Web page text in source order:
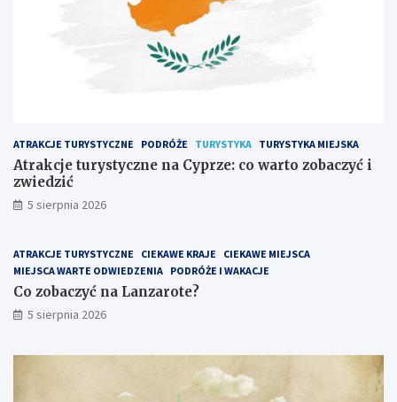
ATRAKCJE TURYSTYCZNE PODRÓŻE TURYSTYKA TURYSTYKA MIEJSKA
Atrakcje turystyczne na Cyprze: co warto zobaczyć i
zwiedzić
5 sierpnia 2026
ATRAKCJE TURYSTYCZNE CIEKAWE KRAJE
CIEKAWE MIEJSCA
MIEJSCA WARTE ODWIEDZENIA PODRÓŻE I WAKACJE
Co zobaczyć na Lanzarote?
5 sierpnia 2026